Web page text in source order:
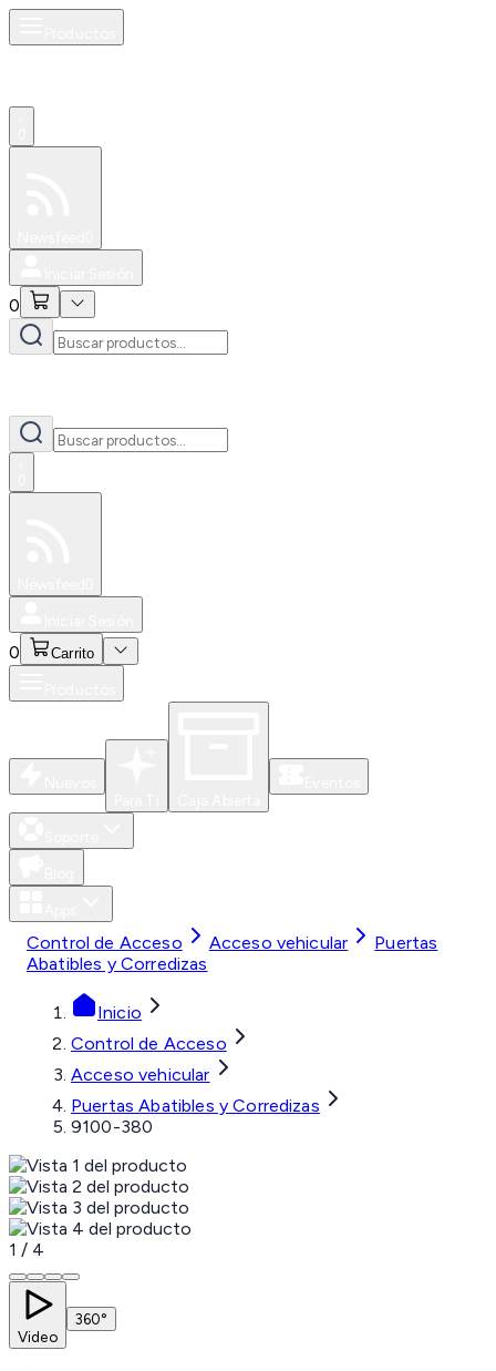
0
0 Carrito
Control de Acceso Acceso vehicular
Puertas
Abatibles y Corredizas
Inicio
Control de Acceso
Acceso vehicular
Puertas Abatibles y Corredizas
9100-380
1 / 4
Video
360°